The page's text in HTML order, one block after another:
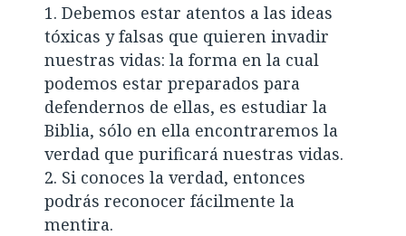
Debemos estar atentos a las ideas
tóxicas y falsas que quieren invadir
nuestras vidas: la forma en la cual
podemos estar preparados para
defendernos de ellas, es estudiar la
Biblia, sólo en ella encontraremos la
verdad que purificará nuestras vidas.
Si conoces la verdad, entonces
podrás reconocer fácilmente la
mentira.